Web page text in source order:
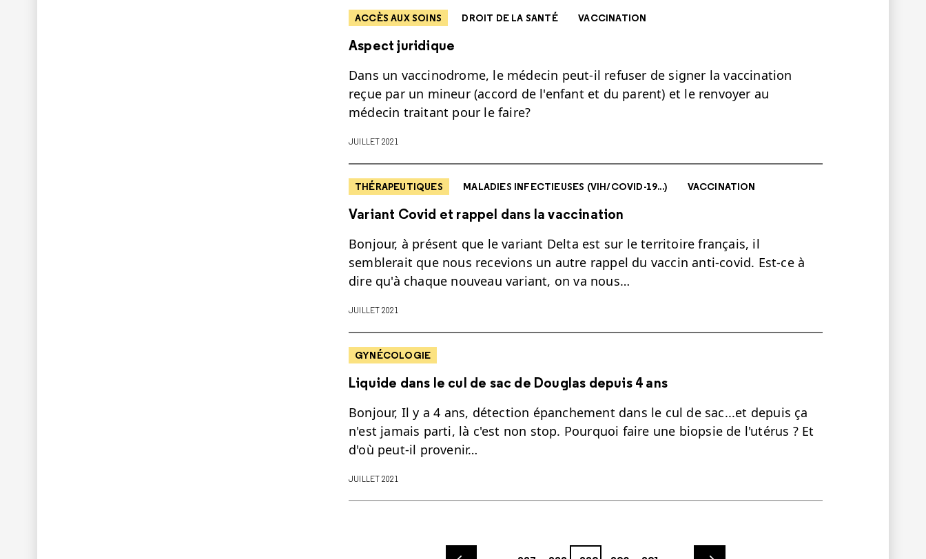
ACCÈS AUX SOINS DROIT DE LA SANTÉ VACCINATION
Aspect juridique
Dans un vaccinodrome, le médecin peut-il refuser de signer la vaccination
reçue par un mineur (accord de l'enfant et du parent) et le renvoyer au
médecin traitant pour le faire?
JUILLET 2021
THÉRAPEUTIQUES MALADIES INFECTIEUSES (VIH/COVID-19...) VACCINATION
Variant Covid et rappel dans la vaccination
Bonjour, à présent que le variant Delta est sur le territoire français, il
semblerait que nous recevions un autre rappel du vaccin anti-covid. Est-ce à
dire qu'à chaque nouveau variant, on va nous…
JUILLET 2021
GYNÉCOLOGIE
Liquide dans le cul de sac de Douglas depuis 4 ans
Bonjour, Il y a 4 ans, détection épanchement dans le cul de sac...et depuis ça
n'est jamais parti, là c'est non stop. Pourquoi faire une biopsie de l'utérus ? Et
d'où peut-il provenir…
JUILLET 2021
Previous page
Page
Next page